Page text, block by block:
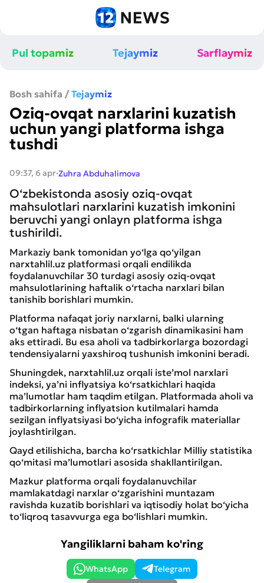
Pul topamiz Tejaymiz Sarflaymiz
Bosh sahifa / Tejaymiz
Oziq-ovqat narxlarini kuzatish
uchun yangi platforma ishga
tushdi
09:37, 6 apr·Zuhra Abduhalimova
O‘zbekistonda asosiy oziq-ovqat
mahsulotlari narxlarini kuzatish imkonini
beruvchi yangi onlayn platforma ishga
tushirildi.
Markaziy bank tomonidan yo‘lga qo‘yilgan
narxtahlil.uz platformasi orqali endilikda
foydalanuvchilar 30 turdagi asosiy oziq-ovqat
mahsulotlarining haftalik o‘rtacha narxlari bilan
tanishib borishlari mumkin.
Platforma nafaqat joriy narxlarni, balki ularning
o‘tgan haftaga nisbatan o‘zgarish dinamikasini ham
aks ettiradi. Bu esa aholi va tadbirkorlarga bozordagi
tendensiyalarni yaxshiroq tushunish imkonini beradi.
Shuningdek, narxtahlil.uz orqali iste’mol narxlari
indeksi, ya’ni inflyatsiya ko‘rsatkichlari haqida
ma’lumotlar ham taqdim etilgan. Platformada aholi va
tadbirkorlarning inflyatsion kutilmalari hamda
sezilgan inflyatsiyasi bo‘yicha infografik materiallar
joylashtirilgan.
Qayd etilishicha, barcha ko‘rsatkichlar Milliy statistika
qo‘mitasi ma’lumotlari asosida shakllantirilgan.
Mazkur platforma orqali foydalanuvchilar
mamlakatdagi narxlar o‘zgarishini muntazam
ravishda kuzatib borishlari va iqtisodiy holat bo‘yicha
to‘liqroq tasavvurga ega bo‘lishlari mumkin.
Yangiliklarni baham ko'ring
WhatsApp
Telegram